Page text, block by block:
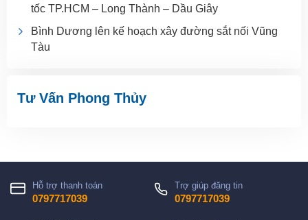
tốc TP.HCM – Long Thành – Dầu Giây
Bình Dương lên kế hoạch xây đường sắt nối Vũng
Tàu
Tư Vấn Phong Thủy
Hỗ trợ thanh toán
0797717039
Trợ giúp đăng tin
0797717039